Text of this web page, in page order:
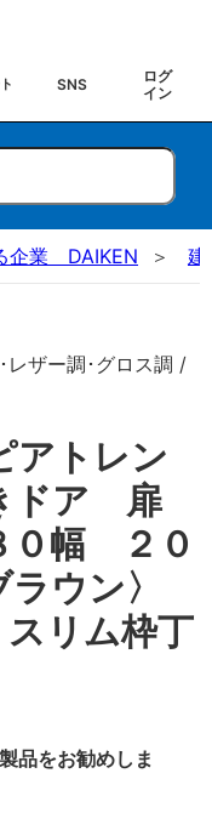
SNS
ログ
イン
企業 DAIKEN 建
レザー調･グロス調 /
トレン
ドア 扉
０幅 ２０
ラウン〉
リム枠丁
品をお勧めしま